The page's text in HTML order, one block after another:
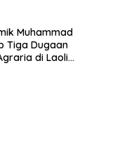
Muhammad
Tiga Dugaan
di Laoli